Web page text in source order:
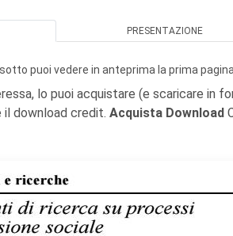
PRESENTAZIONE
puoi vedere in anteprima la prima
lo puoi acquistare (e scaricare in
il download credit. Acquista Download